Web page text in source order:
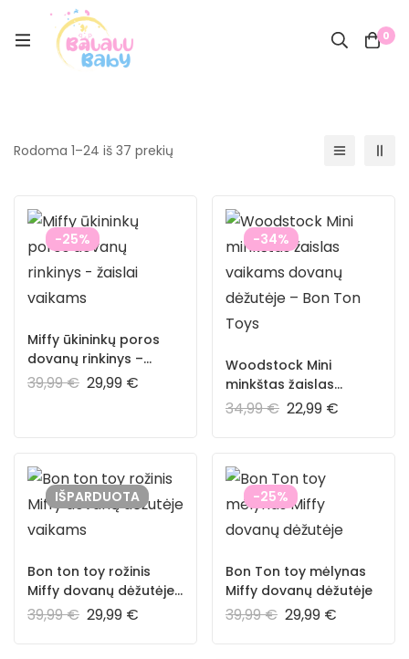
0
Rodoma 1–24 iš 37 prekių
-25%
Miffy ūkininkų poros
dovanų rinkinys –
žaislai vaikams
39,99€ 29,99 €
-34%
Woodstock Mini
minkštas žaislas
vaikams dovanų
34,99€ 22,99 €
IŠPARDUOTA
Bon ton toy rožinis
Miffy dovanų dėžutėje
vaikams
39,99€ 29,99 €
-25%
Bon Ton toy mėlynas
Miffy dovanų dėžutėje
39,99€ 29,99 €